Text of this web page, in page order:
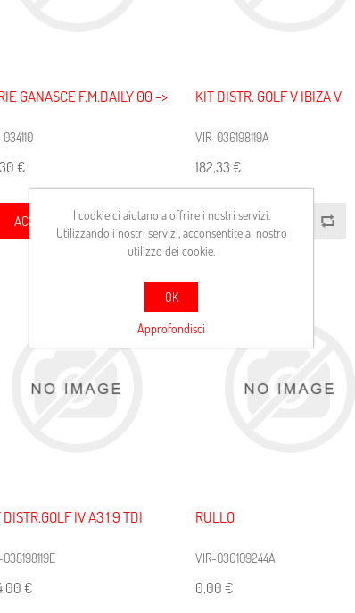
GANASCE F.M.DAILY 00 ->
€
ACQUISTA
KIT DISTR. GOLF V IBIZA V
VIR-036198119A
182,33 €
ACQUISTA
DISTR.GOLF IV A3 1.9 TDI
€
RULLO
VIR-03G109244A
0,00 €
I cookie ci aiutano a offrire i nostri servizi.
Utilizzando i nostri servizi, acconsentite al nostro
utilizzo dei cookie.
OK
Approfondisci